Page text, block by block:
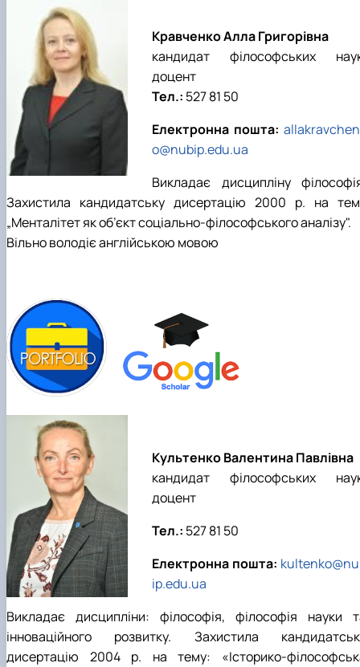
Kравченко Алла Григорівна
кандидат філософських
доцент
Тел.: 527 81 50
Електронна пошта:
o@nubip.edu.ua
Викладає дисципліну
Захистила кандидатську дисертацію 2000 р. на
„Менталітет як об’єкт соціально-філософського аналізу".
Вільно володіє англійською мовою
Kультенко Валентина Павлівна
кандидат філософських
доцент
Тел.: 527 81 50
Електронна пошта:
ip.edu.ua
Викладає дисципліни: філософія, філософія науки
інноваційного розвитку. Захистила
дисертацію 2004 р. на тему: «Історико-